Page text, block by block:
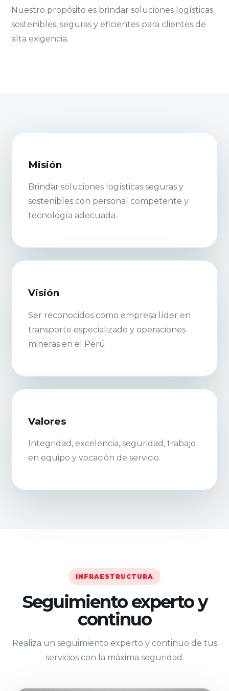
Nuestro propósito es brindar soluciones logísticas
sostenibles, seguras y eficientes para clientes de
alta exigencia.
Misión
Brindar soluciones logísticas seguras y
sostenibles con personal competente y
tecnología adecuada.
Visión
Ser reconocidos como empresa líder en
transporte especializado y operaciones
mineras en el Perú.
Valores
Integridad, excelencia, seguridad, trabajo
en equipo y vocación de servicio.
INFRAESTRUCTURA
Seguimiento experto y
continuo
Realiza un seguimiento experto y continuo de tus
servicios con la máxima seguridad.